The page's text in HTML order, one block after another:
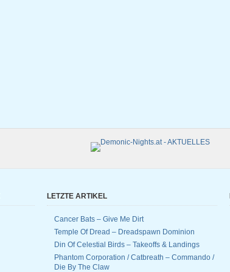
LETZTE ARTIKEL
Cancer Bats – Give Me Dirt
Temple Of Dread – Dreadspawn Dominion
Din Of Celestial Birds – Takeoffs & Landings
Phantom Corporation / Catbreath – Commando /
Die By The Claw